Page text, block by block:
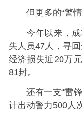
但更多的“警情
今年以来，
失人员47人，寻
经济损失近20万
81封。
还有一支“雷
计出动警力500人